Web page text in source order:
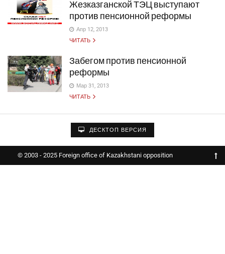
Жезказганской ТЭЦ выступают
против пенсионной реформы
Апр 12, 2013
ЧИТАТЬ
Забегом против пенсионной
реформы
Мар 31, 2013
ЧИТАТЬ
ДЕСКТОП ВЕРСИЯ
© 2003 - 2025 Foreign office of Kazakhstani opposition